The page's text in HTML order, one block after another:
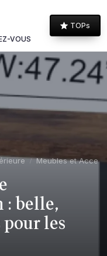
VOUS
TOPs
Meubles et
: belle,
les